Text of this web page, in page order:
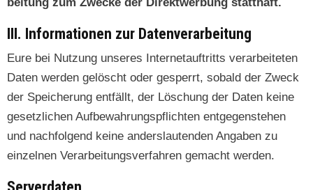
III. Informationen zur Datenverarbeitung
Eure bei Nutzung unseres Inter­ne­tauftritts ver­ar­beit­eten
Dat­en wer­den gelöscht oder ges­per­rt, sobald der Zweck
der Spe­icherung ent­fällt, der Löschung der Dat­en keine
geset­zlichen Auf­be­wahrungspflicht­en ent­ge­gen­ste­hen
und nach­fol­gend keine ander­slau­t­en­den Angaben zu
einzel­nen Ver­ar­beitungsver­fahren gemacht werden.